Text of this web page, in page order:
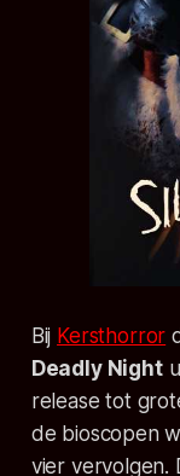
Bij Kersthorror
Deadly Night
release tot
de bioscopen
vier vervolgen.